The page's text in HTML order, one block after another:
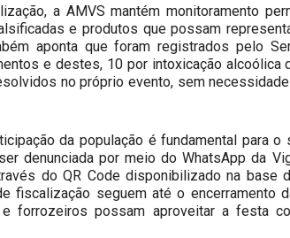
a AMVS mantém monitoramento
e produtos que possam
aponta que foram registrados pelo
e destes, 10 por intoxicação alcoólica
no próprio evento, sem
da população é fundamental para o
denunciada por meio do WhatsApp da
do QR Code disponibilizado na base
fiscalização seguem até o encerramento
e forrozeiros possam aproveitar a festa